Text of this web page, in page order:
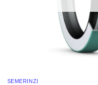
SEMERINZI